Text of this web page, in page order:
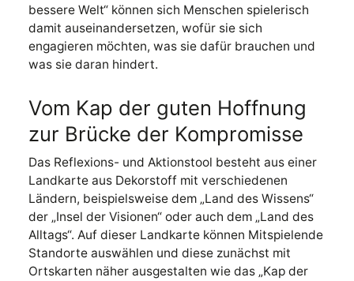
bessere Welt“ können sich Menschen spielerisch
damit auseinandersetzen, wofür sie sich
engagieren möchten, was sie dafür brauchen und
was sie daran hindert.
Vom Kap der guten Hoffnung
zur Brücke der Kompromisse
Das Reflexions- und Aktionstool besteht aus einer
Landkarte aus Dekorstoff mit verschiedenen
Ländern, beispielsweise dem „Land des Wissens“
der „Insel der Visionen“ oder auch dem „Land des
Alltags“. Auf dieser Landkarte können Mitspielende
Standorte auswählen und diese zunächst mit
Ortskarten näher ausgestalten wie das „Kap der